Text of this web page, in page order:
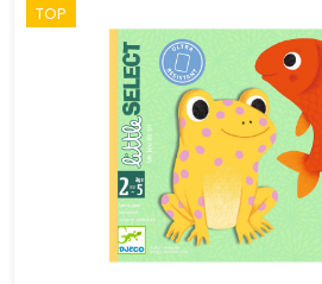
TOP